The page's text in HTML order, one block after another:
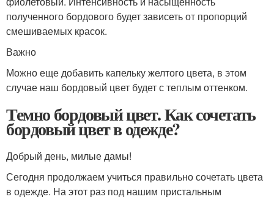
полученного бордового будет зависеть от пропорций
смешиваемых красок.
Важно
Можно еще добавить капельку желтого цвета, в этом
случае наш бордовый цвет будет с теплым оттенком.
Темно бордовый цвет. Как сочетать
бордовый цвет в одежде?
Добрый день, милые дамы!
Сегодня продолжаем учиться правильно сочетать цвета
в одежде. На этот раз под нашим пристальным